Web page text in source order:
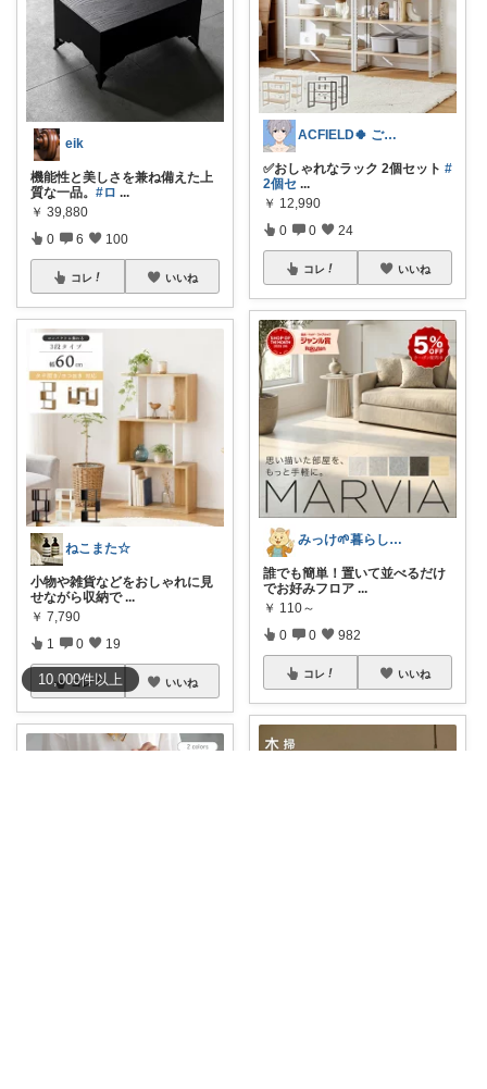
10,000件以上
eik
機能性と美しさを兼ね備えた上
質な一品。 #ロ ...
￥ 39,880
0 6 100
コレ いいね
ねこまた☆
小物や雑貨などをおしゃれに見
せながら収納で ...
￥ 7,790
1 0 19
コレ いいね
ACFIELD🍀 ご購入感謝です
✅おしゃれなラック 2個セット #
2個セ ...
￥ 12,990
0 0 24
コレ いいね
みっけ🌱暮らしとファッション
誰でも簡単！置いて並べるだけ
でお好みフロア ...
￥ 110～
0 0 982
コレ いいね